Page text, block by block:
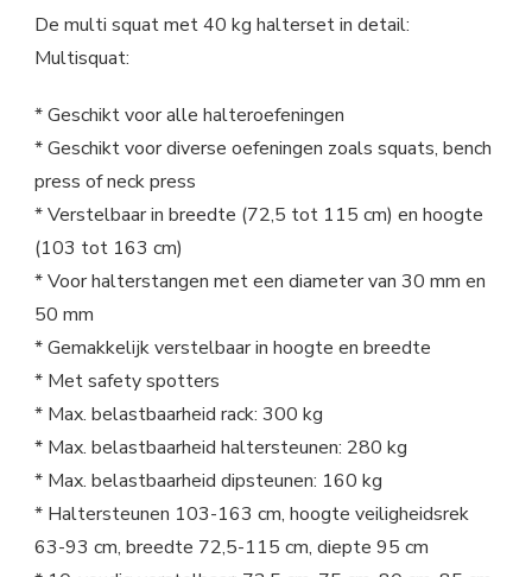
De multi squat met 40 kg halterset in detail:
Multisquat:
* Geschikt voor alle halteroefeningen
* Geschikt voor diverse oefeningen zoals squats, bench
press of neck press
* Verstelbaar in breedte (72,5 tot 115 cm) en hoogte
(103 tot 163 cm)
* Voor halterstangen met een diameter van 30 mm en
50 mm
* Gemakkelijk verstelbaar in hoogte en breedte
* Met safety spotters
* Max. belastbaarheid rack: 300 kg
* Max. belastbaarheid haltersteunen: 280 kg
* Max. belastbaarheid dipsteunen: 160 kg
* Haltersteunen 103-163 cm, hoogte veiligheidsrek
63-93 cm, breedte 72,5-115 cm, diepte 95 cm